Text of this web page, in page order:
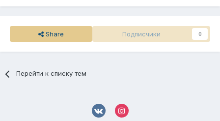
Share Подписчики 0
Перейти к списку тем